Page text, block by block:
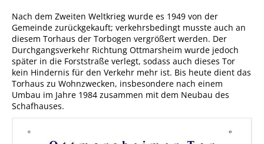
Nach dem Zweiten Weltkrieg wurde es 1949 von der
Gemeinde zurückgekauft; verkehrsbedingt musste auch an
diesem Torhaus der Torbogen vergrößert werden. Der
Durchgangsverkehr Richtung Ottmarsheim wurde jedoch
später in die Forststraße verlegt, sodass auch dieses Tor
kein Hindernis für den Verkehr mehr ist. Bis heute dient das
Torhaus zu Wohnzwecken, insbesondere nach einem
Umbau im Jahre 1984 zusammen mit dem Neubau des
Schafhauses.